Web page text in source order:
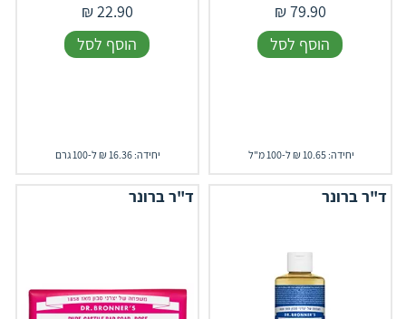
79.90
₪
הוסף לסל
יחידה: 10.65 ₪ ל-100 מ"ל
22.90
₪
הוסף לסל
יחידה: 16.36 ₪ ל-100 גרם
ד"ר ברונר ד"ר ברונר